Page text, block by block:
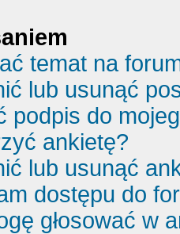
temat na
lub usunąć
podpis do
ankietę?
lub usunąć
dostępu do
głosować w